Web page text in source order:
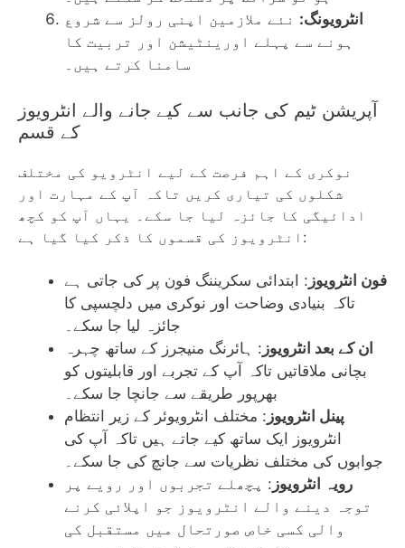
انٹرویونگ: نئے ملازمین اپنی رولز سے شروع
ہونے سے پہلے اورینٹیشن اور تربیت کا
سامنا کرتے ہیں۔
آپریشن ٹیم کی جانب سے کیے جانے والے انٹرویوز
کے قسم
نوکری کے اہم فرصت کے لیے انٹرویو کی مختلف
شکلوں کی تیاری کریں تاکہ آپ کے مہارت اور
ادائیگی کا جائزہ لیا جا سکے۔ یہاں آپ کو کچھ
انٹرویوز کی قسموں کا ذکر کیا گیا ہے:
فون انٹرویوز : ابتدائی سکریننگ فون پر کی جاتی ہے
تاکہ بنیادی وضاحت اور نوکری میں دلچسپی کا
جائزہ لیا جا سکے۔
ان کے بعد انٹرویوز : ہائرنگ منیجرز کے ساتھ چہرہ
بچانی ملاقاتیں تاکہ آپ کے تجربے اور قابلیتوں کو
بھرپور طریقے سے جانچا جا سکے۔
پینل انٹرویوز : مختلف انٹرویوئر کے زیر انتظام
انٹرویوز ایک ساتھ کیے جاتے ہیں تاکہ آپ کی
جوابوں کی مختلف نظریات سے جانچ کی جا سکے۔
رویہ انٹرویوز : پچھلے تجربوں اور رویے پر
توجہ دینے والے انٹرویوز جو اپلائی کرنے
والی کسی خاص صورتحال میں مستقبل کی